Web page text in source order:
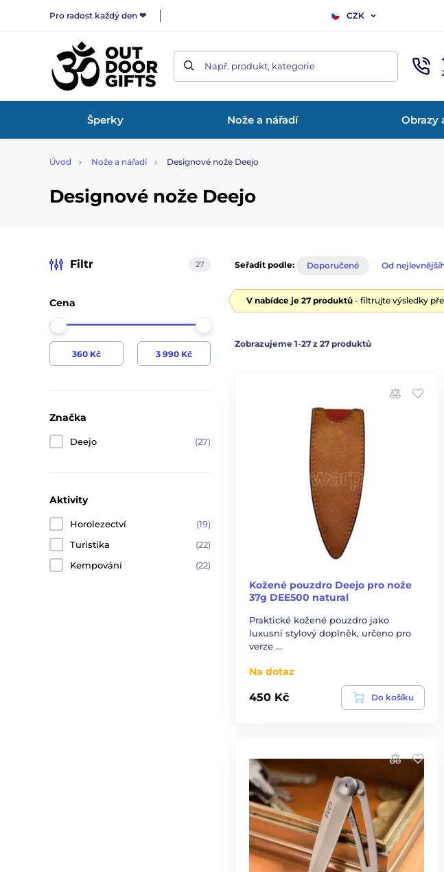
Pro radost každý den ❤ CZK
Např. produkt, kategorie
Šperky Nože a nářadí Obrazy
Úvod Nože a nářadí Designové nože Deejo
Designové nože Deejo
Filtr 27
Cena
Značka
Deejo (27)
Aktivity
Horolezectví
(19)
Turistika
(22)
Kempování
(22)
Seřadit podle: Doporučené Od
V nabídce je 27 produktů - filtrujte výsledky
Zobrazujeme 1-27 z 27 produktů
Kožené pouzdro Deejo pro nože
37g DEE500 natural
Praktické kožené pouzdro jako
luxusní stylový doplněk, určeno pro
verze …
Na dotaz
450 Kč Do košíku